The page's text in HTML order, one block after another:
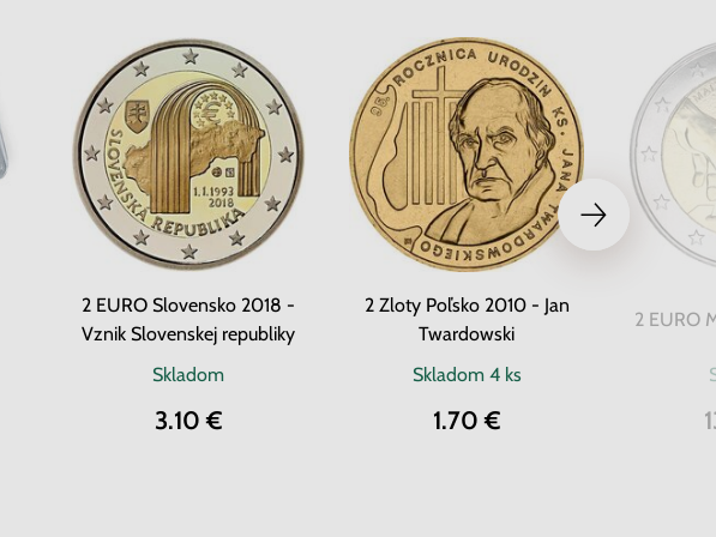
2 EURO Slovensko 2018 -
Vznik Slovenskej republiky
Skladom
3.10 €
2 Zloty Poľsko 2010 - Jan
Twardowski
Skladom 4 ks
1.70 €
2 EURO